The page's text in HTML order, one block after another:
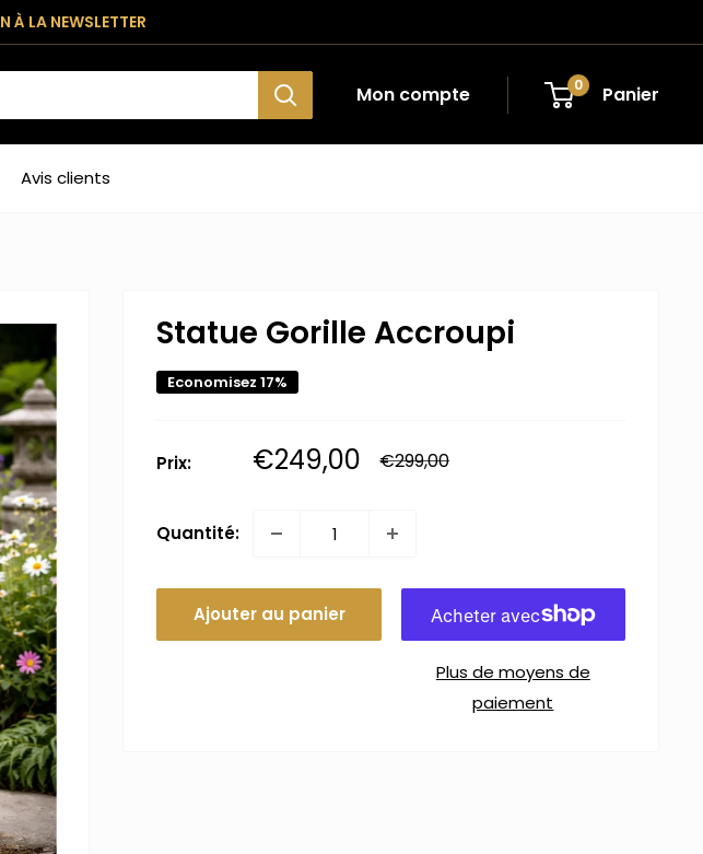
À LA NEWSLETTER
Mon compte 0 Panier
Avis clients
Statue Gorille Accroupi
Economisez 17%
Prix: Prix
réduit
€249,00 Prix
normal
€299,00
Quantité:
Ajouter au panier
Plus de moyens de
paiement